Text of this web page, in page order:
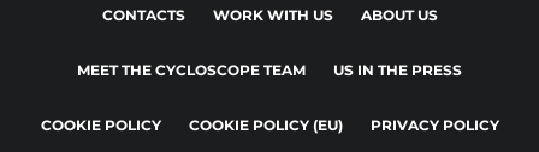
CONTACTS WORK WITH US ABOUT US
MEET THE CYCLOSCOPE TEAM US IN THE PRESS
COOKIE POLICY COOKIE POLICY (EU) PRIVACY POLICY